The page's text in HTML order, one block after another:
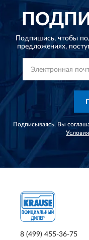
Подпишись, чтобы
предложениях,
Подписываясь, Вы
8 (499) 455-36-75